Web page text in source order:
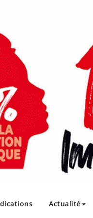
Actualité